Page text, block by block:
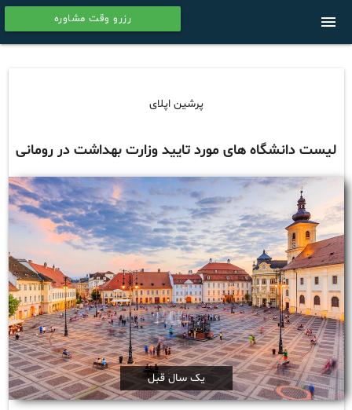
رزرو وقت مشاوره menu
پرشین اپلای
لیست دانشگاه های مورد تایید وزارت بهداشت در رومانی
یک سال قبل